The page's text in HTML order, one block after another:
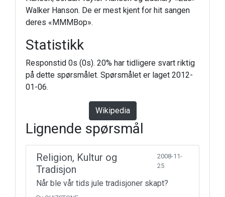
Walker Hanson. De er mest kjent for hit sangen
deres «MMMBop».
Statistikk
Responstid 0s (0s). 20% har tidligere svart riktig
på dette spørsmålet. Spørsmålet er laget 2012-
01-06.
Wikipedia
Lignende spørsmål
Religion, Kultur og
Tradisjon
2008-11-
25
Når ble vår tids jule tradisjoner skapt?